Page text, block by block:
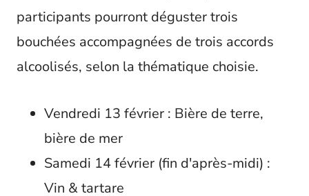
participants pourront déguster trois
bouchées accompagnées de trois accords
alcoolisés, selon la thématique choisie.
Vendredi 13 février : Bière de terre,
bière de mer
Samedi 14 février (fin d'après-midi) :
Vin & tartare